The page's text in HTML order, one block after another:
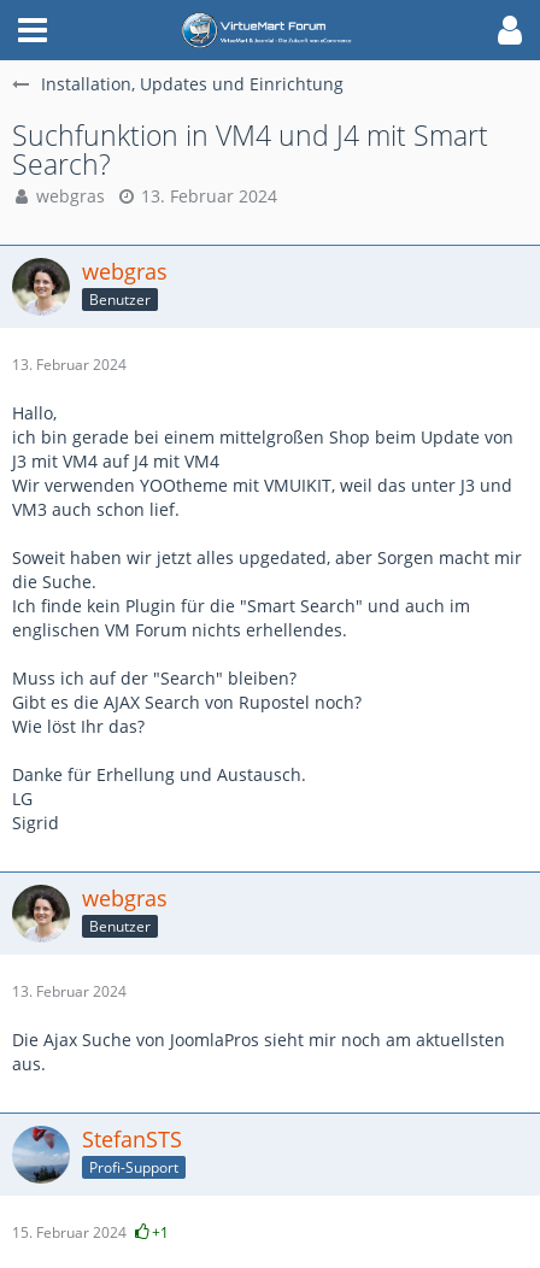
Installation, Updates und Einrichtung
Suchfunktion in VM4 und J4 mit Smart
Search?
webgras 13. Februar 2024
webgras
Benutzer
13. Februar 2024
Hallo,
ich bin gerade bei einem mittelgroßen Shop beim Update von
J3 mit VM4 auf J4 mit VM4
Wir verwenden YOOtheme mit VMUIKIT, weil das unter J3 und
VM3 auch schon lief.
Soweit haben wir jetzt alles upgedated, aber Sorgen macht mir
die Suche.
Ich finde kein Plugin für die "Smart Search" und auch im
englischen VM Forum nichts erhellendes.
Muss ich auf der "Search" bleiben?
Gibt es die AJAX Search von Rupostel noch?
Wie löst Ihr das?
Danke für Erhellung und Austausch.
LG
Sigrid
webgras
Benutzer
13. Februar 2024
Die Ajax Suche von JoomlaPros sieht mir noch am aktuellsten
aus.
StefanSTS
Profi-Support
15. Februar 2024 +1